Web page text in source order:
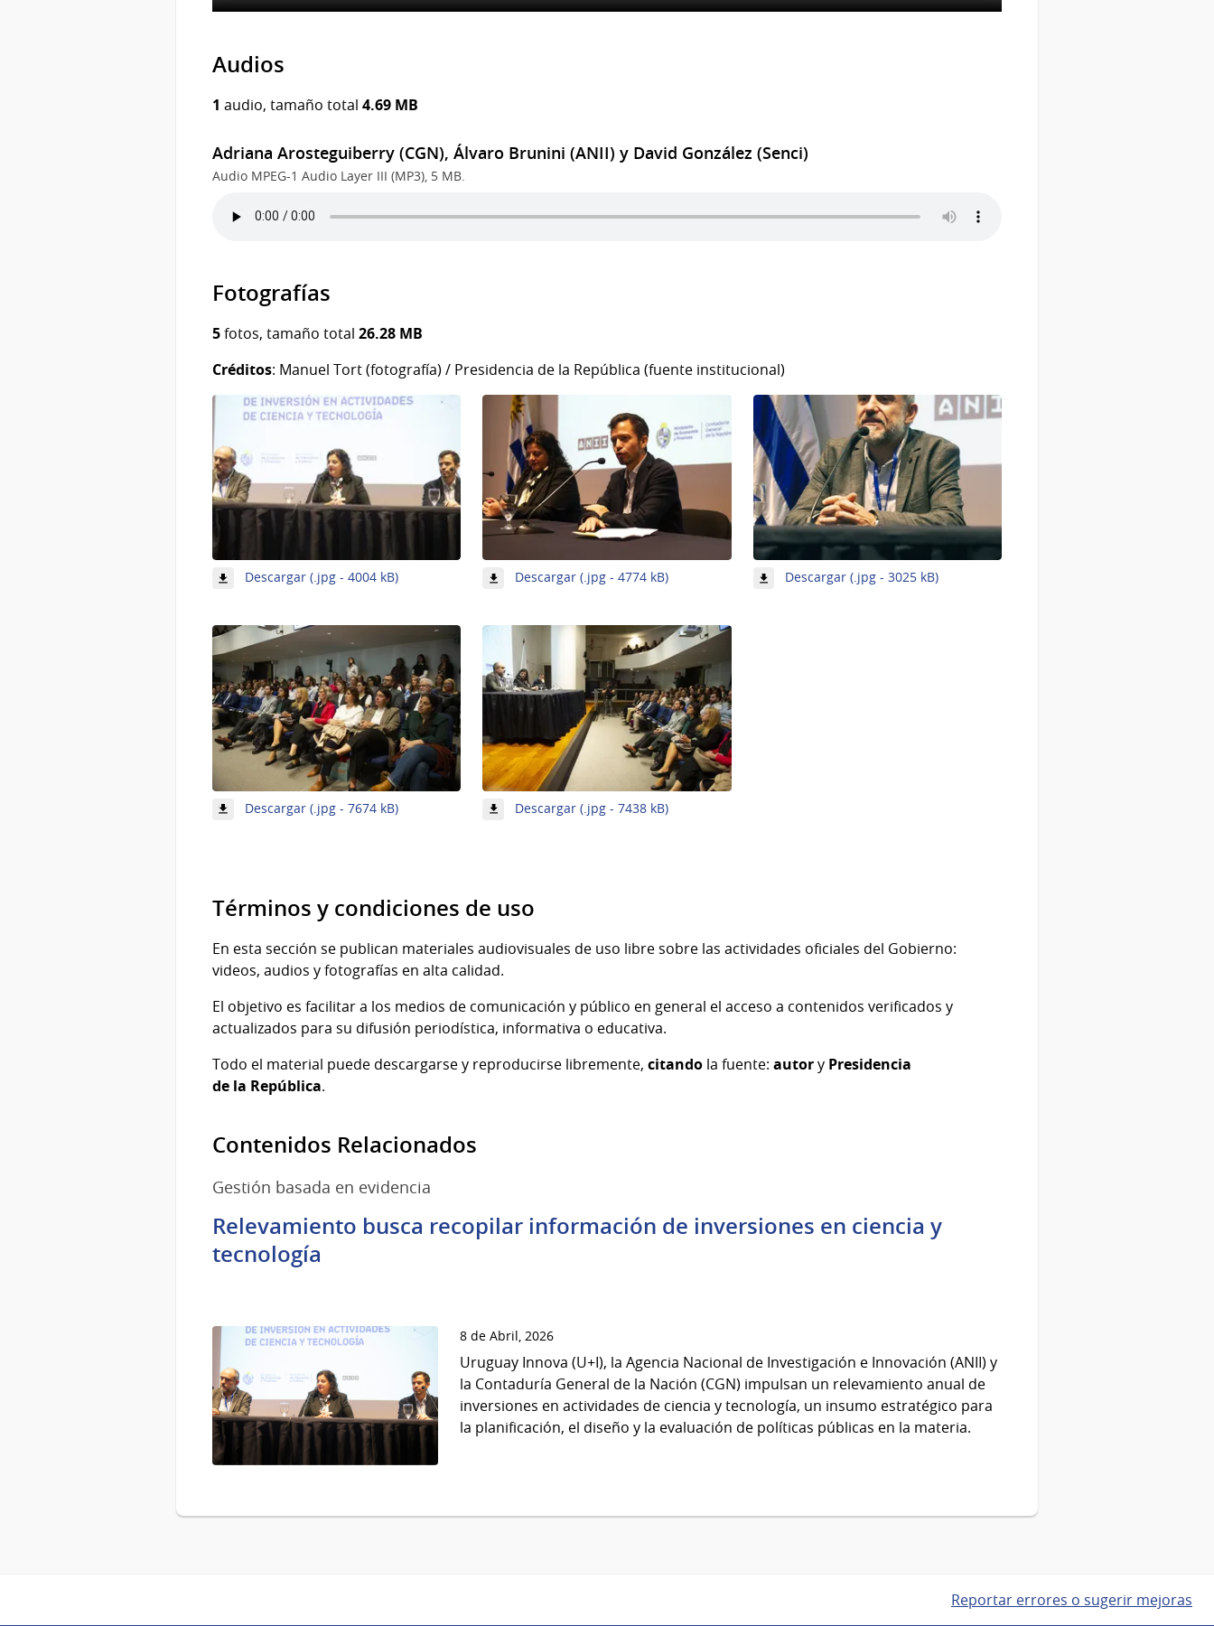
Audios
1 audio, tamaño total 4.69 MB
Adriana Arosteguiberry (CGN), Álvaro Brunini (ANII) y David González (Senci)
Audio MPEG-1 Audio Layer III (MP3), 5 MB.
Fotografías
5fotos, tamaño total 26.28 MB
Créditos: Manuel Tort (fotografía) / Presidencia de la República (fuente institucional)
Descargar (.jpg - 4004 kB)-
de
5
Descargar (.jpg - 4774 kB)-
de
Descargar (.jpg - 3025 kB)-
Descargar (.jpg - 7674 kB)-
Descargar (.jpg - 7438 kB)-
Términos y condiciones de uso
En esta sección se publican materiales audiovisuales de uso libre sobre las actividades oficiales del Gobierno:
videos, audios y fotografías en alta calidad.
El objetivo es facilitar a los medios de comunicación y público en general el acceso a contenidos verificados y
actualizados para su difusión periodística, informativa o educativa.
Todo el material puede descargarse y reproducirse libremente, citando la fuente: autory Presidencia
de la República.
Contenidos Relacionados
Gestión basada en evidencia
Relevamiento busca recopilar información de inversiones en ciencia y
tecnología
8 de Abril, 2026
Uruguay Innova (U+I), la Agencia Nacional de Investigación e Innovación (ANII) y
la Contaduría General de la Nación (CGN) impulsan un relevamiento anual de
inversiones en actividades de ciencia y tecnología, un insumo estratégico para
la planificación, el diseño y la evaluación de políticas públicas en la materia.
Reportar errores o sugerir mejoras